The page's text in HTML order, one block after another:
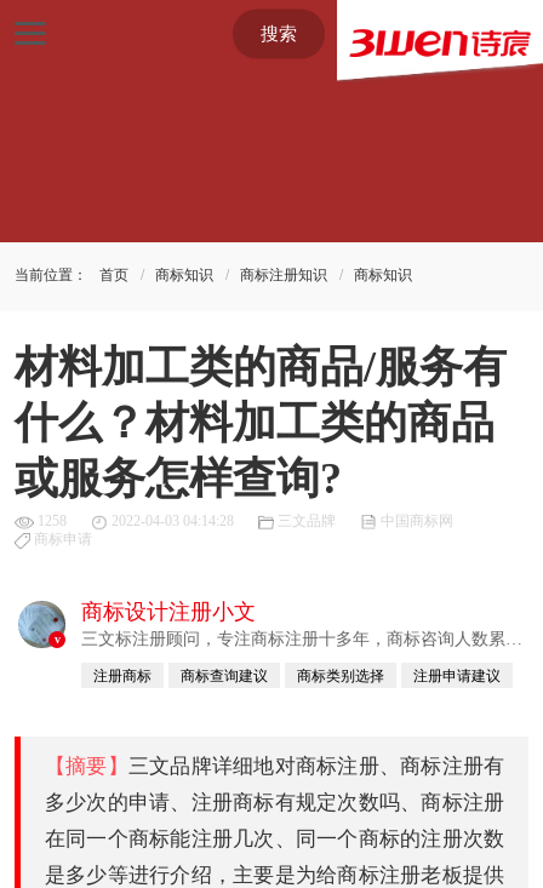
搜索
当前位置： 首页 商标知识 商标注册知识 商标知识
材料加工类的商品/服务有
什么？材料加工类的商品
或服务怎样查询?
1258 2022-04-03 04:14:28 三文品牌
中国商标网
商标申请
v
商标设计注册小文
三文标注册顾问，专注商标注册十多年，商标咨询人数累计
注册商标 商标查询建议 商标类别选择 注册申请建议
【摘要】 三文品牌详细地对商标注册、商标注册有
多少次的申请、注册商标有规定次数吗、商标注册
在同一个商标能注册几次、同一个商标的注册次数
是多少等进行介绍，主要是为给商标注册老板提供